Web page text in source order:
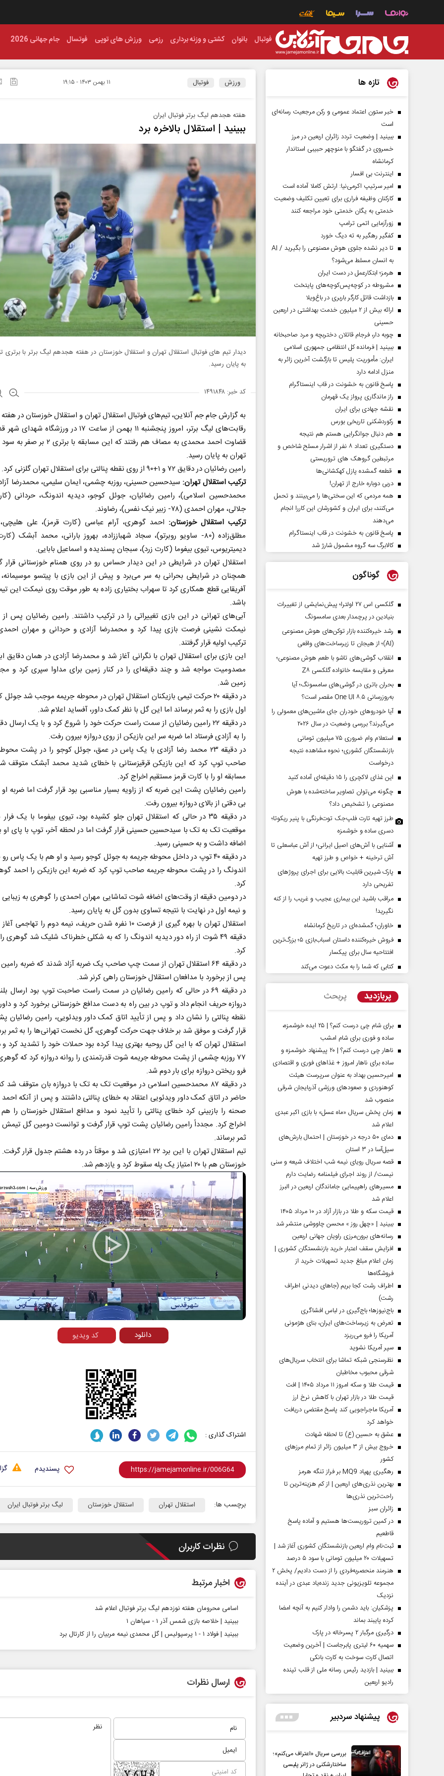
فوتبال بانوان کشتی و وزنه برداری رزمی ورزش های توپی فوتسال جام جهانی 2026
ورزش فوتبال ۱۱ بهمن ۱۴۰۳ - ۱۹:۱۵
هفته هجدهم لیگ برتر فوتبال ایران
ببینید | استقلال بالاخره برد
دیدار تیم های فوتبال استقلال تهران و استقلال خوزستان در هفته هجدهم لیگ برتر با برتری
به پایان رسید.
کد خبر: ۱۴۹۱۸۴۸
به گزارش جام جم آنلاین، تیم‌های فوتبال استقلال تهران و استقلال خوزستان در
رقابت‌های لیگ برتر، امروز پنجشنبه ۱۱ بهمن از ساعت ۱۷ در
قضاوت احمد محمدی به مصاف هم رفتند که این مسابقه
تهران به پایان رسید.
رامین رضائیان در دقایق ۷۲ و ۱+۹۰ از روی نقطه پنالتی برای استقلال تهران گلزنی کرد.
ترکیب استقلال تهران:
محمدحسین اسلامی)، رامین رضائیان، جوئل کوجو، دیدیه اندونگ، حردانی
جلالی، مهران احمدی (۷۸- زبیر نیک نفس)، رضاوند.
ترکیب استقلال خوزستان: احمد گوهری، آرام عباسی (کارت قرمز)، علی
مطلق‌زاده (۸۰- ساویو روبرتو)، سجاد شهباززاده، بهروز بارانی، محمد آبشک
دیمیتریوس، تیوی بیفوما (کارت زرد)، سبجان پسندیده و اسماعیل بابایی.
استقلال تهران در شرایطی در این دیدار حساس رو در روی همنام خوزستانی
همچنان در شرایطی بحرانی به سر می‌برد و پیش از این بازی با پیتسو
آفریقایی قطع همکاری کرد تا سهراب بختیاری زاده به طور موقت روی نیمکت این
باشد.
آبی‌های تهرانی در این بازی تغییراتی را در ترکیب داشتند. رامین رضائیان پس
نیمکت نشینی فرصت بازی پیدا کرد و محمدرضا آزادی و حردانی و مهران
ترکیب اولیه قرار گرفتند.
این بازی برای استقلال تهران با نگرانی آغاز شد و محمدرضا آزادی در همان دقایق
مصدومیت مواجه شد و چند دقیقه‌ای را در کنار زمین برای مداوا سپری کرد و
زمین شد.
در دقیقه ۲۰ حرکت تیمی بازیکنان استقلال تهران در محوطه جریمه موجب شد
اول بازی را به ثمر برساند اما این گل با نظر کمک داور، آفساید اعلام شد.
در دقیقه ۲۲ رامین رضائیان از سمت راست حرکت خود را شروع کرد و با یک ارسال
را به آزادی فرستاد اما ضربه سر این بازیکن از روی دروازه بیرون رفت.
در دقیقه ۲۳ محمد رضا آزادی با یک پاس در عمق، جوئل کوجو را در پشت
صاحب توپ کرد که این بازیکن قرقیزستانی با خطای شدید محمد آبشک متوقف
مسابقه او را با کارت قرمز مستقیم اخراج کرد.
رامین رضائیان پشت این ضربه که از زاویه بسیار مناسبی بود قرار گرفت اما ضربه
بی دقتی از بالای دروازه بیرون رفت.
در دقیقه ۳۵ در حالی که استقلال تهران جلو کشیده بود، تیوی بیفوما با یک
موقعیت تک به تک با سیدحسین حسینی قرار گرفت اما در لحظه آخر، توپ با پای او
اضافه داشت و به حسینی رسید.
در دقیقه ۴۰ توپ در داخل محوطه جریمه به جوئل کوجو رسید و او هم با یک پاس
اندونگ را در پشت محوطه جریمه صاحب توپ کرد که ضربه این بازیکن را احمد
کرد.
در دومین دقیقه از وقت‌های اضافه شوت تماشایی مهران احمدی را گوهری به زیبایی
و نیمه اول در نهایت با نتیجه تساوی بدون گل به پایان رسید.
استقلال تهران با بهره گیری از فرصت ۱۰ نفره شدن حریف، نیمه دوم را
دقیقه ۴۹ شوت از راه دور دیدیه اندونگ را که به شکلی خطرناک شلیک شد گوهری
کرد.
در دقیقه ۶۴ استقلال تهران از سمت چپ صاحب یک ضربه آزاد شدند که ضربه
پس از برخورد با مدافعان استقلال خوزستان راهی کرنر شد.
در دقیقه ۶۹ در حالی که رامین رضائیان در سمت راست صاحبت توپ بود ارسال
دروازه حریف انجام داد و توپ در بین راه به دست مدافع خوزستانی برخورد کرد و
نقطه پنالتی را نشان داد و پس از تأیید اتاق کمک داور ویدئویی، رامین
قرار گرفت و موفق شد بر خلاف جهت حرکت گوهری، گل نخست تهرانی‌ها را به ثمر
استقلال تهران که با این گل روحیه بهتری پیدا کرده بود حملات خود را تشدید کرد و
۷۷ روزبه چشمی از پشت محوطه جریمه شوت قدرتمندی را روانه دروازه کرد که
فرو ریختن دروازه برای بار دوم شد.
در دقیقه ۸۷ محمدحسین اسلامی در موقعیت تک به تک با دروازه بان متوقف شد
حاضر در اتاق کمک داور ویدئویی اعتقاد به خطای پنالتی داشتند و پس از آنکه
صحنه را بازبینی کرد خطای پنالتی را تأیید نمود و مدافع استقلال خوزستان را
اخراج کرد. مجدداً رامین رضائیان پشت توپ قرار گرفت و توانست دومین گل تیمش
ثمر برساند.
تیم استقلال تهران با این برد ۲۲ امتیازی شد و موقتاً در رده هشتم جدول قرار
خوزستان هم با ۲۰ امتیاز یک پله سقوط کرد و یازدهم شد.
Play
Video
کد ویدیو دانلود
اشتراک گذاری :
پسندیدم
برچسب ها: استقلال تهران استقلال خوزستان لیگ برتر فوتبال ایران
نظرات کاربران
اخبار مرتبط
اسامی محرومان هفته نوزدهم لیگ برتر فوتبال اعلام شد
ببینید | خلاصه بازی شمس آذر ۱ - سپاهان ۱
ببینید | فولاد ۱ - ۱ پرسپولیس | گل محمدی نیمه مربیان را از کارتال برد
ارسال نظرات
تازه ها
خبر ستون اعتماد عمومی و رکن مرجعیت رسانه‌ای
است
ببینید | وضعیت تردد زائران اربعین در مرز
خسروی در گفتگو با منوچهر حبیبی استاندار
کرمانشاه
اینترنت بی افسار
امیر سرتیپ اکرمی‌نیا: ارتش کاملا آماده است
کارکنان وظیفه فراری برای تعیین تکلیف وضعیت
خدمتی به یگان خدمتی خود مراجعه کنند
زورآزمایی اتمی ترامپ
کفگیر رهگیر به ته دیگ خورد
تا دیر نشده جلوی هوش مصنوعی را بگیرید / AI
به انسان مسلط می‌شود؟
هرمز؛ ابتکارعمل در دست ایران
مشروطه در کوچه‌پس‌کوچه‌های پایتخت
بازداشت قاتل کارگر باربری در باغ‌ویلا
ارائه بیش از ۲ میلیون خدمت بهداشتی در اربعین
حسینی
چوبه دار، فرجام قاتلان دختربچه و مرد صاحبخانه
ببینید | فرمانده کل انتظامی جمهوری اسلامی
ایران­: مأموریت پلیس تا بازگشت آخرین زائر به
منزل ادامه دارد
پاسخ قانون به خشونت در قاب اینستاگرام
راز ماندگاری پرواز یک قهرمان
نقشه جهادی برای ایران
رکوردشکنی تاریخی بورس
هم دنبال جوانگرایی هستم هم نتیجه
دستگیری تعداد ۸ نفر از اشرار مسلح شاخص و
مرتبطین گروهک های تروریستی
قطعه گمشده پازل کهکشانی‌ها
دربی دوباره خارج از تهران!
همه مردمی که این سختی‌ها را می‌بینند و تحمل
می‌کنند، برای ایران و کشورشان این کاررا انجام
می‌دهند
پاسخ قانون به خشونت در قاب اینستاگرام
کالابرگ سه گروه مشمول شارژ شد
گوناگون
گلکسی اس ۲۷ اولترا؛ پیش‌نمایشی از تغییرات
بنیادین در پرچمدار بعدی سامسونگ
رشد خیره‌کننده بازار توکن‌های هوش مصنوعی
(AI)؛ از هیجان تا زیرساخت‌های واقعی
انقلاب گوشی‌های تاشو‌ با طعم هوش مصنوعی؛
معرفی و مقایسه خانواده گلکسی Z۸
بحران باتری در گوشی‌های سامسونگ؛ آیا
به‌روزرسانی One UI ۸.۵ مقصر است؟
آیا خودروهای خودران جای ماشین‌های معمولی را
می‌گیرند؟ بررسی وضعیت در سال ۲۰۲۶
استعلام وام ضروری ۷۵ میلیون تومانی
بازنشستگان کشوری؛ نحوه مشاهده نتیجه
درخواست
این غذای لاکچری را ۱۵ دقیقه‌ای آماده کنید
چگونه می‌توان تصاویر ساخته‌شده با هوش
مصنوعی را تشخیص داد؟
طرز تهیه تارت فلپ‌جک توت‌فرنگی با پنیر ریکوتا؛
دسری ساده و خوشمزه
آشنایی با آش‌های اصیل ایرانی؛ از آش عباسعلی تا
آش ترخینه + خواص و طرز تهیه
پارک شیرین قابلیت‌ بالایی برای اجرای پروژهای
تفریحی دارد
مراقب باشید این بیماری عجیب و غریب را از کنه
نگیرید!
خاوران؛ گمشده‌ای در تاریخ کرمانشاه
فروش خیره‌کننده داستان اسباب‌بازی ۵؛ بزرگ‌ترین
افتتاحیه سال برای پیکسار
کتابی که شما را به مکث دعوت می‌کند
پربازدید پربحث
برای شام چی درست کنم؟ | ۲۵ ایده خوشمزه،
ساده و فوری برای شام امشب
ناهار چی درست کنم؟ | ۲۰ پیشنهاد خوشمزه و
ساده برای ناهار امروز + غذاهای فوری و اقتصادی
امیرحسین بهداد به عنوان سرپرست هیئت
کوهنوردی و صعودهای ورزشی آذربایجان شرقی
منصوب شد
زمان پخش سریال «ماه عسل» با بازی اکبر عبدی
اعلام شد
دمای ۵۰ درجه در خوزستان | احتمال بارش‌های
سیل‌آسا در ۳ استان
قصه سریال رویای نیمه شب اختلاف شیعه و سنی
نیست/ از روند اجرای فیلمنامه رضایت دارم
مسیر‌های راهپیمایی جاماندگان اربعین در البرز
اعلام شد
قیمت سکه و طلا در بازار آزاد در ۱۰ مرداد ۱۴۰۵
ببینید | «چهل روز » محسن چاووشی منتشر شد
رسانه‌های برون‌مرزی راویان جهانی اربعین
افزایش سقف اعتبار خرید بازنشستگان کشوری |
زمان اعلام مبلغ جدید تسهیلات خرید از
فروشگاه‌ها
اطراف رشت کجا بریم (جاهای دیدنی اطراف
رشت)
باج‌نیوزها؛ باج‌گیری در لباس افشاگری
تعرض به زیرساخت‌های ایران، بنای هژمونی
آمریکا را فرو می‌ریزد
سپر آمریکا نشوید
نظرسنجی شبکه تماشا برای انتخاب سریال‌های
شرقی محبوب مخاطبان
قیمت طلا و سکه امروز ۱۱ مرداد ۱۴۰۵ | افت
قیمت طلا در بازار تهران با کاهش نرخ ارز
آمریکا ماجراجویی کند پاسخ مقتضی دریافت
خواهد کرد
عشق به حسین (ع) تا لحظه شهادت
خروج بیش از ۳ میلیون زائر از تمام مرز‌های
کشور
رهگیری پهپاد MQ9 بر فراز تنگه هرمز
بهترین نذری‌های اربعین | از کم هزینه‌ترین تا
راحت‌ترین نذری‌ها
‌زائران سبز
در کمین تروریست‌ها هستیم و آماده پاسخ
قاطعیم
ثبت‌نام وام اربعین بازنشستگان کشوری آغاز شد |
تسهیلات ۲۰ میلیون تومانی با سود ۵ درصد
هنرمند منحصر‌به‌فردی را از دست دادیم/ پخش ۲
مجموعه تلویزیونی جدید زنده‌یاد عبدی در آینده
نزدیک
پزشکیان: باید دشمن را وادار کنیم به آنچه امضا
کرده پایبند بماند
درگیری مرگبار ۲ پسرخاله در پارک
سهمیه ۶۰ لیتری پابرجاست | آخرین وضعیت
اتصال کارت سوخت به کارت بانکی
ببینید | بازدید رئیس رسانه ملی از قلب تپنده
رادیو اربعین
پیشنهاد سردبیر
بررسی سریال «اعتراف می‌کنم»؛
ساختارشکنی در ژانر پلیسی
خلاف واقع آمریکا
اربعین نماد مقاومت در برابر
رحمت‌الله نوروزی - عضو کمیسیون اجتماعی
مجلس
از باتلاق انرژی تا بن‌بست ترامپ
رضا سپهوند - سخنگوی کمیسیون انرژی مجلس
حکایت
نرگس
صفحات نخست روزنامه ها‌ی‌سه‌شنبه ۶ مردادماه
صفحات نخست روزنامه ها‌ی یکشنبه ۴ مردادماه
صفحات نخست روزنامه ها‌ی شنبه ۳ مردادماه